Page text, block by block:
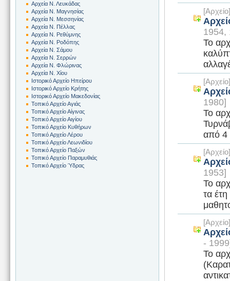
1954,
Το
1980]
Το
από 4
1953]
Το
τα
-
Το
Αρχεία Ν. Λευκάδας
Αρχεία Ν. Μαγνησίας
Αρχεία Ν. Μεσσηνίας
Αρχεία Ν. Πέλλας
Αρχεία Ν. Ρεθύμνης
Αρχεία Ν. Ροδόπης
Αρχεία Ν. Σάμου
Αρχεία Ν. Σερρών
Αρχεία Ν. Φλώρινας
Αρχεία Ν. Χίου
Ιστορικό Αρχείο Ηπείρου
Ιστορικό Αρχείο Κρήτης
Ιστορικό Αρχείο Μακεδονίας
Τοπικό Αρχείο Αγιάς
Τοπικό Αρχείο Αίγινας
Τοπικό Αρχείο Αιγίου
Τοπικό Αρχείο Κυθήρων
Τοπικό Αρχείο Λέρου
Τοπικό Αρχείο Λεωνιδίου
Τοπικό Αρχείο Παξών
Τοπικό Αρχείο Παραμυθιάς
Τοπικό Αρχείο Ύδρας